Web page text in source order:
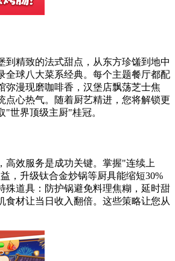
到精致的法式甜点，从东方珍馐到地中
全球八大菜系经典。每个主题餐厅都配
弥漫现磨咖啡香，汉堡店飘荡芝士焦
点心热气。随着厨艺精进，您将解锁更
"世界顶级主厨"桂冠。
高效服务是成功关键。掌握"连续上
，升级钛合金炒锅等厨具能缩短30%
殊道具：防护锅避免料理焦糊，延时甜
食材让当日收入翻倍。这些策略让您从